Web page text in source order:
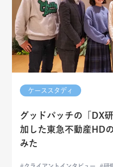
ケーススタディ
グッドパッチの「DX
加した東急不動産HD
みた